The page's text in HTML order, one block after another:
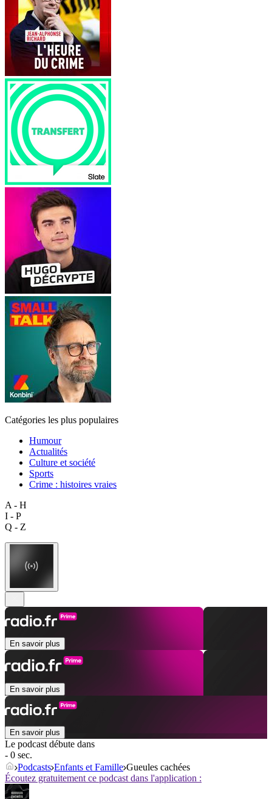
Catégories les plus populaires
Humour
Actualités
Culture et société
Sports
Crime : histoires vraies
A - H
I - P
Q - Z
En savoir plus
En savoir plus
En savoir plus
Le podcast débute dans
- 0 sec.
Podcasts Enfants et Famille Gueules cachées
Écoutez gratuitement ce podcast dans l'application :